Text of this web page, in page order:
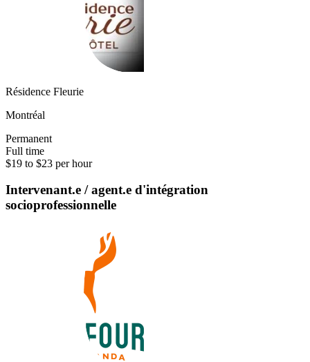
Résidence Fleurie
Montréal
Permanent
Full time
$19 to $23 per hour
Intervenant.e / agent.e d'intégration
socioprofessionnelle